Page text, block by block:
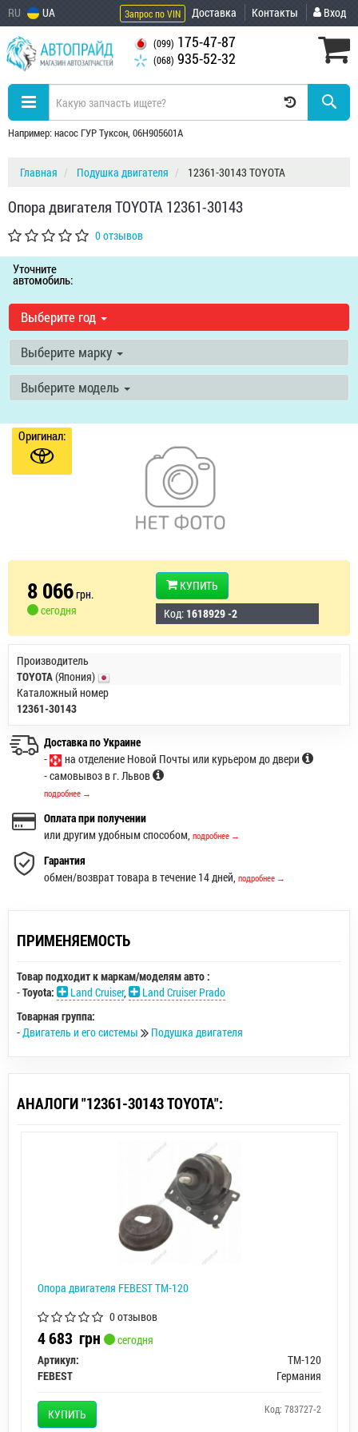
RU UA Запрос по VIN Доставка Контакты Вход
(099) 175-47-87
(068) 935-52-32
Например: насос ГУР Туксон, 06H905601A
Главная Подушка двигателя 12361-30143 TOYOTA
Опора двигателя TOYOTA 12361-30143
0 отзывов
Уточните
автомобиль:
Выберите год
Выберите марку
Выберите модель
Оригинал:
8 066грн.
сегодня
КУПИТЬ
Код: 1618929 -2
Производитель
TOYOTA(Япония)
Каталожный номер
12361-30143
Доставка по Украине
-
на отделение Новой Почты или курьером до двери
- самовывоз в г. Львов
подробнее →
Оплата при получении
или другим удобным способом, подробнее →
Гарантия
обмен/возврат товара в течение 14 дней, подробнее →
ПРИМЕНЯЕМОСТЬ
Товар подходит к маркам/моделям авто :
-Toyota: Land Cruiser,
Land Cruiser Prado
Товарная группа:
-Двигатель и его системы Подушка двигателя
АНАЛОГИ "12361-30143 TOYOTA":
Опора двигателя FEBEST TM-120
0 отзывов
4 683 грн
сегодня
Артикул:
TM-120
FEBEST
Германия
КУПИТЬ Код: 783727-2